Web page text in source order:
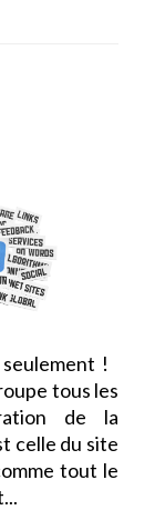
!
tous les
de la
celle du site
tout le